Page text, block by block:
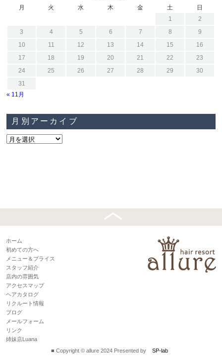
月 火 水 木 金 土
日
1
2
3
4 5 6 7 8
9
10
11 12 13 14 15
16
17
18 19 20 21 22
23
24
25 26 27 28 29
30
31
« 11月
月別アーカイブ
ホーム
初めての方へ
メニュー＆プライス
スタッフ紹介
店内の雰囲気
アクセスマップ
ヘアカタログ
リクルート情報
ブログ
メールフォーム
リンク
姉妹店Luana
■ Copyright © allure 2024 Presented by
SP-lab